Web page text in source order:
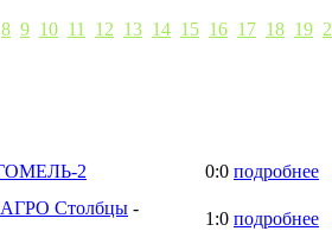
8 9 10 11 12 13 14 15 16 17 18 19
2 0:0 подробнее
Столбцы -
1:0 подробнее